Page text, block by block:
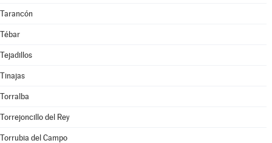
Tarancón
Tébar
Tejadillos
Tinajas
Torralba
Torrejoncillo del Rey
Torrubia del Campo